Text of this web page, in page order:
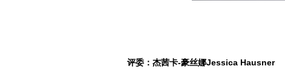
评委：杰茜卡-豪丝娜Jessica Hausner